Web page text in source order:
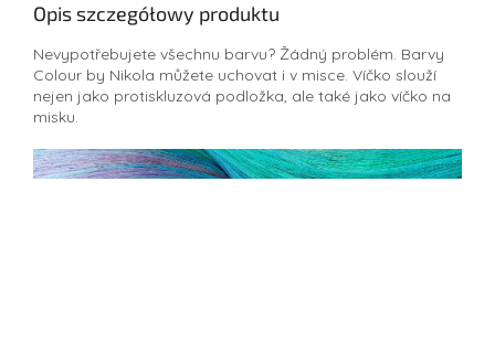
Opis szczegółowy produktu
Nevypotřebujete všechnu barvu? Žádný problém. Barvy
Colour by Nikola můžete uchovat i v misce. Víčko slouží
nejen jako protiskluzová podložka, ale také jako víčko na
misku.